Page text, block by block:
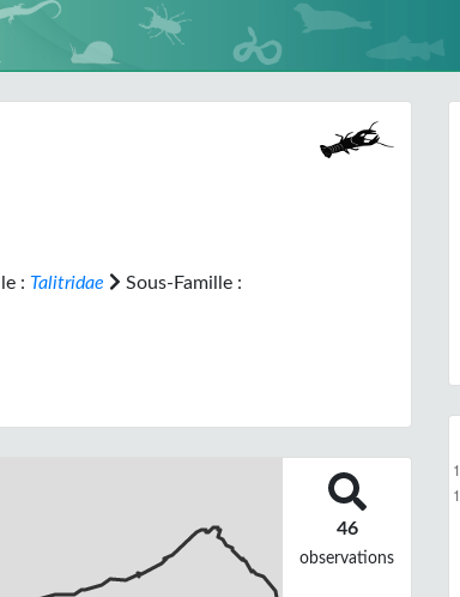
: Talitridae Sous-Famille :
46
observations